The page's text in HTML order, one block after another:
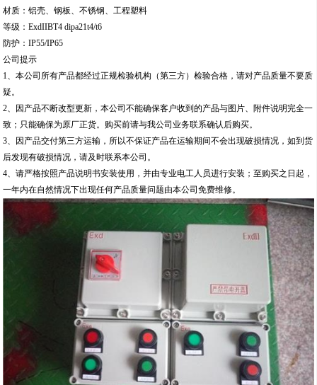
材质：铝壳、钢板、不锈钢、工程塑料
等级：ExdIIBT4 dipa21t4/t6
防护：IP55/IP65
公司提示
1、本公司所有产品都经过正规检验机构（第三方）检验合格，请对产品质量不要质
疑。
2、因产品不断改型更新，本公司不能确保客户收到的产品与图片、附件说明完全一
致；只能确保为原厂正货。购买前请与我公司业务联系确认后购买。
3、因产品交付第三方运输，所以不保证产品在运输期间不会出现破损情况，如到货
后发现有破损情况，请及时联系本公司。
4、请严格按照产品说明书安装使用，并由专业电工人员进行安装；至购买之日起，
一年内在自然情况下出现任何产品质量问题由本公司免费维修。